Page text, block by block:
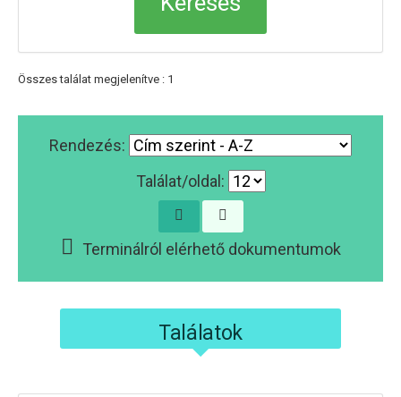
Összes találat megjelenítve : 1
Rendezés:
Találat/oldal:
Terminálról elérhető dokumentumok
Találatok